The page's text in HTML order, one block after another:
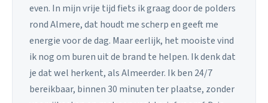
even. In mijn vrije tijd fiets ik graag door de polders
rond Almere, dat houdt me scherp en geeft me
energie voor de dag. Maar eerlijk, het mooiste vind
ik nog om buren uit de brand te helpen. Ik denk dat
je dat wel herkent, als Almeerder. Ik ben 24/7
bereikbaar, binnen 30 minuten ter plaatse, zonder